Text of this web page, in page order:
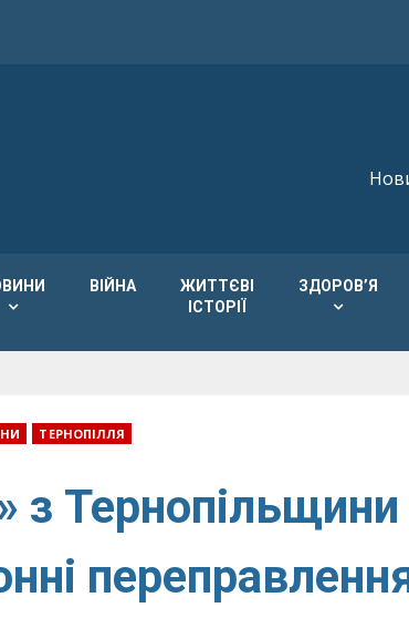
ВІЙНА
ЖИТТЄВІ
ІСТОРІЇ
ЗДОРОВ’Я
ТЕРНОПІЛЛЯ
з Тернопільщини